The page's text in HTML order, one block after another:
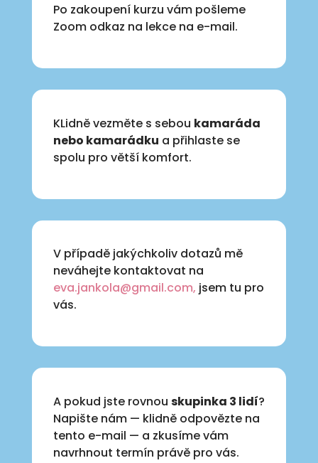
Po zakoupení kurzu vám pošleme
Zoom odkaz na lekce na e-mail.
KLidně vezměte s sebou kamaráda
nebo kamarádku a přihlaste se
spolu pro větší komfort.
V případě jakýchkoliv dotazů mě
neváhejte kontaktovat na
eva.jankola@gmail.com, jsem tu pro
vás.
A pokud jste rovnou skupinka 3 lidí?
Napište nám — klidně odpovězte na
tento e-mail — a zkusíme vám
navrhnout termín právě pro vás.